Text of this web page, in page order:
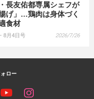
長友佑都専属シェフが
げ」…鶏肉は身体づく
食材
8月4日号 2026/7/26
ロー